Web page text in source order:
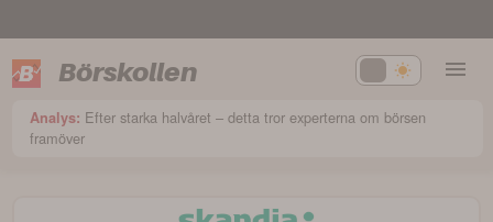
Börskollen
Analys: Efter starka halvåret – detta tror experterna om börsen
framöver